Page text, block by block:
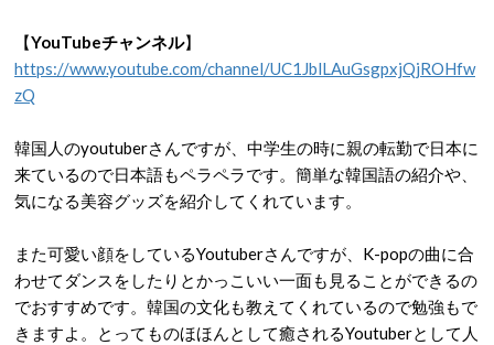
【YouTubeチャンネル】
https://www.youtube.com/channel/UC1JblLAuGsgpxjQjROHfw
zQ
韓国人のyoutuberさんですが、中学生の時に親の転勤で日本に
来ているので日本語もペラペラです。簡単な韓国語の紹介や、
気になる美容グッズを紹介してくれています。
また可愛い顔をしているYoutuberさんですが、K-popの曲に合
わせてダンスをしたりとかっこいい一面も見ることができるの
でおすすめです。韓国の文化も教えてくれているので勉強もで
きますよ。とってものほほんとして癒されるYoutuberとして人